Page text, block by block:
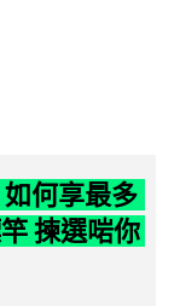
何享最多
揀選啱你